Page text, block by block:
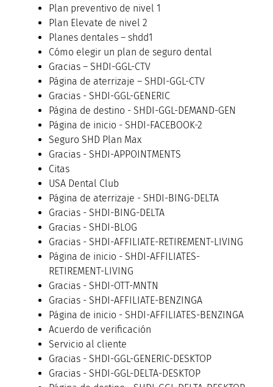
Plan preventivo de nivel 1
Plan Elevate de nivel 2
Planes dentales – shdd1
Cómo elegir un plan de seguro dental
Gracias – SHDI-GGL-CTV
Página de aterrizaje – SHDI-GGL-CTV
Gracias - SHDI-GGL-GENERIC
Página de destino - SHDI-GGL-DEMAND-GEN
Página de inicio - SHDI-FACEBOOK-2
Seguro SHD Plan Max
Gracias - SHDI-APPOINTMENTS
Citas
USA Dental Club
Página de aterrizaje - SHDI-BING-DELTA
Gracias - SHDI-BING-DELTA
Gracias - SHDI-BLOG
Gracias - SHDI-AFFILIATE-RETIREMENT-LIVING
Página de inicio - SHDI-AFFILIATES-
RETIREMENT-LIVING
Gracias - SHDI-OTT-MNTN
Gracias - SHDI-AFFILIATE-BENZINGA
Página de inicio - SHDI-AFFILIATES-BENZINGA
Acuerdo de verificación
Servicio al cliente
Gracias - SHDI-GGL-GENERIC-DESKTOP
Gracias - SHDI-GGL-DELTA-DESKTOP